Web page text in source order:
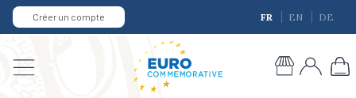
Créer un compte FR EN DE